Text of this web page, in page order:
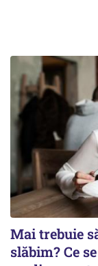
Mai trebuie
slăbim? Ce